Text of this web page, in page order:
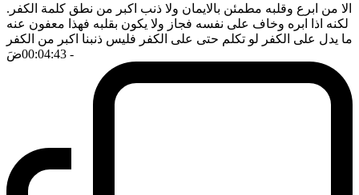
الا من ابرع وقلبه مطمئن بالايمان ولا ذنب اكبر من نطق كلمة الكفر.
لكنه اذا ابره وخاف على نفسه فجاز ولا يكون بقلبه فهذا معفون عنه
ما يدل على الكفر لو تكلم حتى على الكفر فليس ذنبنا اكبر من الكفر
- 00:04:43
ضَ